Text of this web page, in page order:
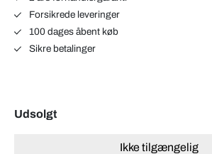
Forsikrede leveringer
100 dages åbent køb
Sikre betalinger
Udsolgt
Ikke tilgængelig